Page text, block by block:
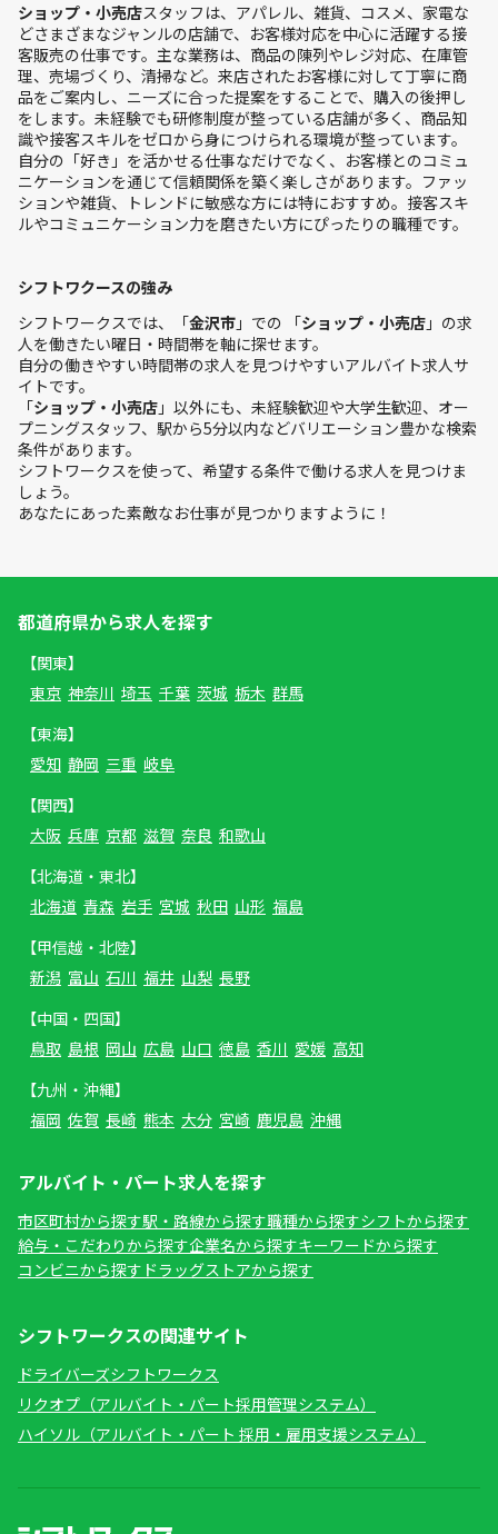
ショップ・小売店スタッフは、アパレル、雑貨、コスメ、家電な
どさまざまなジャンルの店舗で、お客様対応を中心に活躍する接
客販売の仕事です。主な業務は、商品の陳列やレジ対応、在庫管
理、売場づくり、清掃など。来店されたお客様に対して丁寧に商
品をご案内し、ニーズに合った提案をすることで、購入の後押し
をします。未経験でも研修制度が整っている店舗が多く、商品知
識や接客スキルをゼロから身につけられる環境が整っています。
自分の「好き」を活かせる仕事なだけでなく、お客様とのコミュ
ニケーションを通じて信頼関係を築く楽しさがあります。ファッ
ションや雑貨、トレンドに敏感な方には特におすすめ。接客スキ
ルやコミュニケーション力を磨きたい方にぴったりの職種です。
シフトワクースの強み
シフトワークスでは、「金沢市 」での 「ショップ・小売店 」の求
人を働きたい曜日・時間帯を軸に探せます。
自分の働きやすい時間帯の求人を見つけやすいアルバイト求人サ
イトです。
「ショップ・小売店 」以外にも、未経験歓迎や大学生歓迎、オー
プニングスタッフ、駅から5分以内などバリエーション豊かな検索
条件があります。
シフトワークスを使って、希望する条件で働ける求人を見つけま
しょう。
あなたにあった素敵なお仕事が見つかりますように！
都道府県から求人を探す
【関東】
東京 神奈川 埼玉 千葉 茨城 栃木 群馬
【東海】
愛知 静岡 三重 岐阜
【関西】
大阪 兵庫 京都 滋賀 奈良 和歌山
【北海道・東北】
北海道 青森 岩手 宮城 秋田 山形 福島
【甲信越・北陸】
新潟 富山 石川 福井 山梨 長野
【中国・四国】
鳥取 島根 岡山 広島 山口 徳島 香川 愛媛 高知
【九州・沖縄】
福岡 佐賀 長崎 熊本 大分 宮崎 鹿児島 沖縄
アルバイト・パート求人を探す
市区町村から探す駅・路線から探す職種から探すシフトから探す
給与・こだわりから探す企業名から探すキーワードから探す
コンビニから探す ドラッグストアから探す
シフトワークスの関連サイト
ドライバーズシフトワークス
リクオプ（アルバイト・パート採用管理システム）
ハイソル（アルバイト・パート 採用・雇用支援システム）